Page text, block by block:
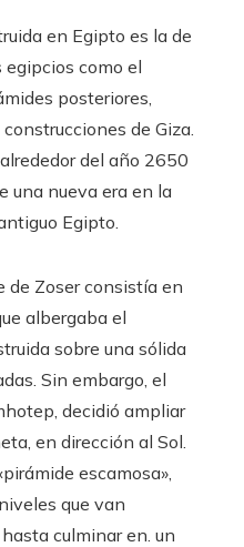
en Egipto es la de
egipcios como el
posteriores,
de Giza.
del año 2650
una nueva era en la
Egipto.
de Zoser consistía en
albergaba el
sobre una sólida
Sin embargo, el
decidió ampliar
en dirección al Sol.
escamosa»,
que van
culminar en. un